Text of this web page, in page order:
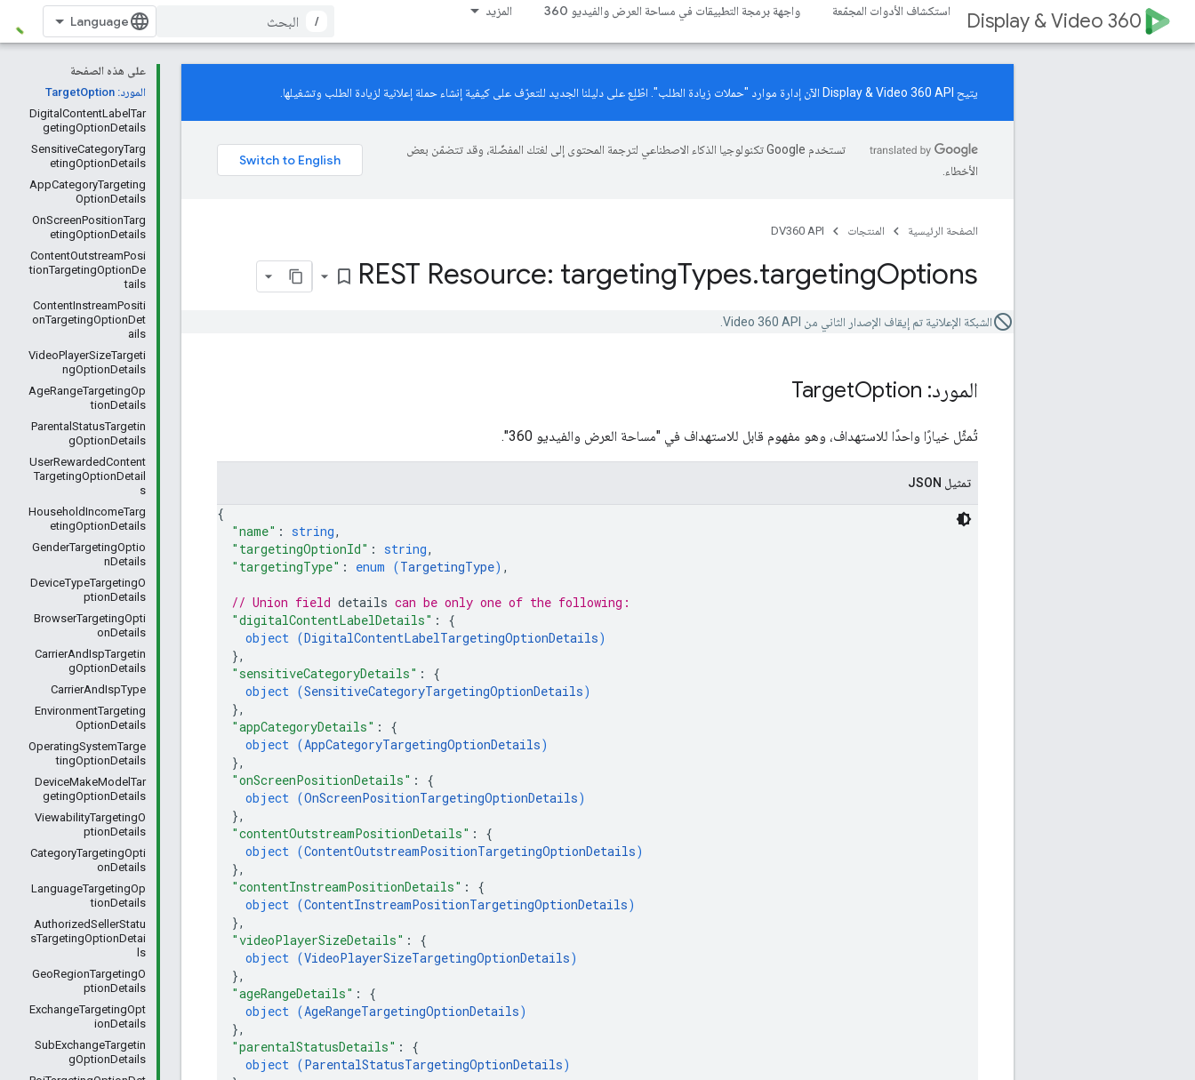
Display & Video 360 استكشاف الأدوات المجمّعة واجهة برمجة التطبيقات في مساحة العرض والفيديو 360 المزيد
/
على هذه الصفحة
المورد: TargetOption
DigitalContentLabelTar
getingOptionDetails
SensitiveCategoryTarg
etingOptionDetails
AppCategoryTargeting
OptionDetails
OnScreenPositionTarg
etingOptionDetails
ContentOutstreamPosi
tionTargetingOptionDe
tails
ContentInstreamPositi
onTargetingOptionDet
ails
VideoPlayerSizeTargeti
ngOptionDetails
AgeRangeTargetingOp
tionDetails
ParentalStatusTargetin
gOptionDetails
UserRewardedContent
TargetingOptionDetail
s
HouseholdIncomeTarg
etingOptionDetails
GenderTargetingOptio
nDetails
DeviceTypeTargetingO
ptionDetails
BrowserTargetingOpti
onDetails
CarrierAndIspTargetin
gOptionDetails
CarrierAndIspType
EnvironmentTargeting
OptionDetails
OperatingSystemTarge
tingOptionDetails
DeviceMakeModelTar
getingOptionDetails
ViewabilityTargetingO
ptionDetails
CategoryTargetingOpti
onDetails
LanguageTargetingOp
tionDetails
AuthorizedSellerStatu
sTargetingOptionDetai
ls
GeoRegionTargetingO
ptionDetails
ExchangeTargetingOpt
ionDetails
SubExchangeTargetin
gOptionDetails
يتيح Display & Video 360 API الآن إدارة موارد "حملات زيادة الطلب". اطّلِع على دليلنا الجديد للتعرّف على كيفية إنشاء حملة إعلانية لزيادة الطلب وتشغيلها.
تستخدم Google تكنولوجيا الذكاء الاصطناعي لترجمة المحتوى إلى لغتك المفضّلة، وقد تتضمّن بعض
الأخطاء.
الصفحة الرئيسية المنتجات DV360 API
REST Resource: targetingTypes.targetingOptions
bookmark_border
الشبكة الإعلانية تم إيقاف الإصدار الثاني من Video 360 API.
المورد: Target Option
تُمثِّل خيارًا واحدًا للاستهداف، وهو مفهوم قابل للاستهداف في "مساحة العرض والفيديو 360".
تمثيل JSON
{
"name" : string,
"targetingOptionId" : string,
"targetingType" : enum (TargetingType) ,
// Union field details can be only one of the following:
"digitalContentLabelDetails" : {
object (DigitalContentLabelTargetingOptionDetails)
},
"sensitiveCategoryDetails" : {
object (SensitiveCategoryTargetingOptionDetails)
},
"appCategoryDetails" : {
object (AppCategoryTargetingOptionDetails)
},
"onScreenPositionDetails" : {
object (OnScreenPositionTargetingOptionDetails)
},
"contentOutstreamPositionDetails" : {
object (ContentOutstreamPositionTargetingOptionDetails)
},
"contentInstreamPositionDetails" : {
object (ContentInstreamPositionTargetingOptionDetails)
},
"videoPlayerSizeDetails" : {
object (VideoPlayerSizeTargetingOptionDetails)
},
"ageRangeDetails" : {
object (AgeRangeTargetingOptionDetails)
},
"parentalStatusDetails" : {
object (ParentalStatusTargetingOptionDetails)